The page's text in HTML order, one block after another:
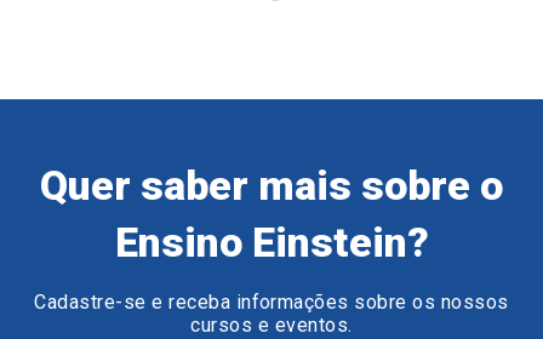
Quer saber mais sobre o
Ensino Einstein?
Cadastre-se e receba informações sobre os nossos
cursos e eventos.